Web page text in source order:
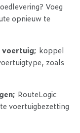
Voeg
opnieuw te
voertuig; koppel
zoals
RouteLogic
voertuigbezetting